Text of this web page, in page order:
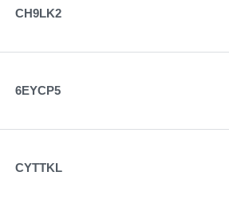
CH9LK2
6EYCP5
CYTTKL